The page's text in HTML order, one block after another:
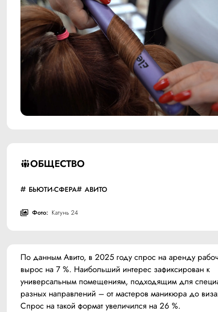
ОБЩЕСТВО
БЬЮТИ-СФЕРА АВИТО
Фото: Катунь 24
По данным Авито, в 2025 году спрос на аренду
вырос на 7 %. Наибольший интерес зафиксирован к
универсальным помещениям, подходящим для
разных направлений – от мастеров маникюра до
Спрос на такой формат увеличился на 26 %.